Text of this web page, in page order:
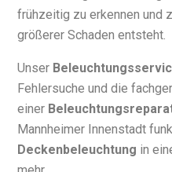
frühzeitig zu erkennen und
größerer Schaden entsteht.
Unser
Fehlersuche und die
einer
Mannheimer Innenstadt
Deckenbeleuchtung in